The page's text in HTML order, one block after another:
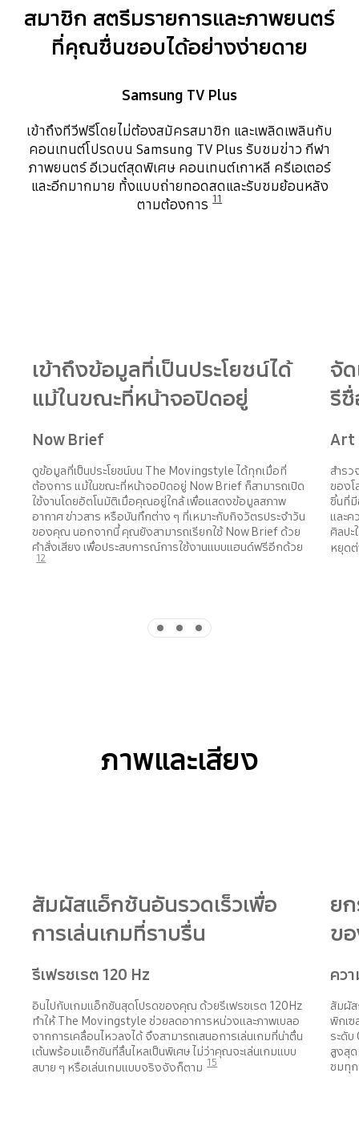
สมาชิก สตรีมรายการและภาพยนตร์
ที่คุณชื่นชอบได้อย่างง่ายดาย
Samsung TV Plus
เข้าถึงทีวีฟรีโดยไม่ต้องสมัครสมาชิก และเพลิดเพลินกับ
คอนเทนต์โปรดบน Samsung TV Plus รับชมข่าว กีฬา
ภาพยนตร์ อีเวนต์สุดพิเศษ คอนเทนต์เกาหลี ครีเอเตอร์
และอีกมากมาย ทั้งแบบถ่ายทอดสดและรับชมย้อนหลัง
ตามต้องการ 11
เข้าถึงข้อมูลที่เป็นประโยชน์ได้
แม้ในขณะที่หน้าจอปิดอยู่
Now Brief
ดูข้อมูลที่เป็นประโยชน์บน The Movingstyle ได้ทุกเมื่อที่
ต้องการ แม้ในขณะที่หน้าจอปิดอยู่ Now Brief ก็สามารถเปิด
ใช้งานโดยอัตโนมัติเมื่อคุณอยู่ใกล้ เพื่อแสดงข้อมูลสภาพ
อากาศ ข่าวสาร หรือบันทึกต่าง ๆ ที่เหมาะกับกิจวัตรประจำวัน
ของคุณ นอกจากนี้ คุณยังสามารถเรียกใช้ Now Brief ด้วย
คำสั่งเสียง เพื่อประสบการณ์การใช้งานแบบแฮนด์ฟรีอีกด้วย
12
จั
รี
Art
สำร
ของโ
ชิ้นที่มี
และ
ศิลปะ
หยุด
ภาพและเสียง
สัมผัสแอ็กชันอันรวดเร็วเพื่อ
การเล่นเกมที่ราบรื่น
รีเฟรชเรต 120 Hz
อินไปกับเกมแอ็กชันสุดโปรดของคุณ ด้วยรีเฟรชเรต 120Hz
ทำให้ The Movingstyle ช่วยลดอาการหน่วงและภาพเบลอ
จากการเคลื่อนไหวลงได้ จึงสามารถเสนอการเล่นเกมที่น่าตื่น
เต้นพร้อมแอ็กชันที่ลื่นไหลเป็นพิเศษ ไม่ว่าคุณจะเล่นเกมแบบ
สบาย ๆ หรือเล่นเกมแบบจริงจังก็ตาม 15
ย
ข
คว
สัมผั
พิกเซ
ระดับ
สูงสุ
ชมทุ